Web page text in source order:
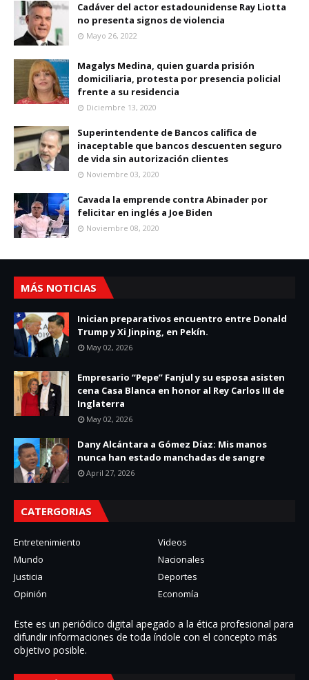
Cadáver del actor estadounidense Ray Liotta
no presenta signos de violencia
Mayo 26, 2022
Magalys Medina, quien guarda prisión
domiciliaria, protesta por presencia policial
frente a su residencia
Diciembre 13, 2020
Superintendente de Bancos califica de
inaceptable que bancos descuenten seguro
de vida sin autorización clientes
Noviembre 03, 2020
Cavada la emprende contra Abinader por
felicitar en inglés a Joe Biden
Noviembre 08, 2020
MÁS NOTICIAS
Inician preparativos encuentro entre Donald
Trump y Xi Jinping, en Pekín.
May 02, 2026
Empresario “Pepe” Fanjul y su esposa asisten
cena Casa Blanca en honor al Rey Carlos III de
Inglaterra
May 02, 2026
Dany Alcántara a Gómez Díaz: Mis manos
nunca han estado manchadas de sangre
April 27, 2026
CATERGORIAS
Entretenimiento
Videos
Mundo
Nacionales
Justicia
Deportes
Opinión
Economía
Este es un periódico digital apegado a la ética profesional para
difundir informaciones de toda í­ndole con el concepto más
objetivo posible.